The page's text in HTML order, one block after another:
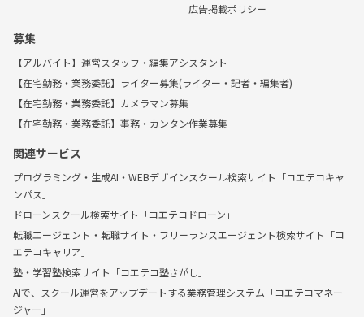
広告掲載ポリシー
募集
【アルバイト】運営スタッフ・編集アシスタント
【在宅勤務・業務委託】ライター募集(ライター・記者・編集者)
【在宅勤務・業務委託】カメラマン募集
【在宅勤務・業務委託】事務・カンタン作業募集
関連サービス
プログラミング・生成AI・WEBデザインスクール検索サイト「コエテコキャ
ンパス」
ドローンスクール検索サイト「コエテコドローン」
転職エージェント・転職サイト・フリーランスエージェント検索サイト「コ
エテコキャリア」
塾・学習塾検索サイト「コエテコ塾さがし」
AIで、スクール運営をアップデートする業務管理システム「コエテコマネー
ジャー」